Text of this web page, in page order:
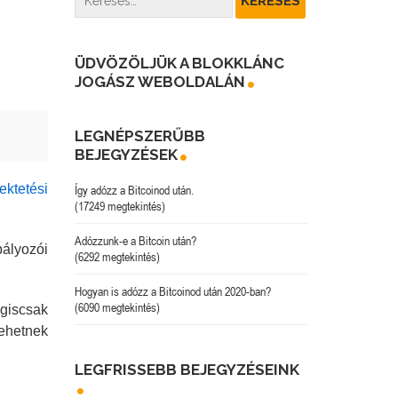
ÜDVÖZÖLJÜK A BLOKKLÁNC
JOGÁSZ WEBOLDALÁN
LEGNÉPSZERŰBB
BEJEGYZÉSEK
Így adózz a Bitcoinod után.
(17249 megtekintés)
Adózzunk-e a Bitcoin után?
(6292 megtekintés)
Hogyan is adózz a Bitcoinod után 2020-ban?
(6090 megtekintés)
LEGFRISSEBB BEJEGYZÉSEINK